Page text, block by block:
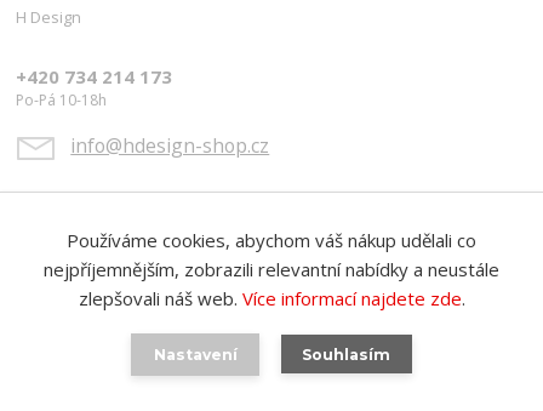
H Design
+420 734 214 173
Po-Pá 10-18h
info@hdesign-shop.cz
Používáme cookies, abychom váš nákup udělali co
nejpříjemnějším, zobrazili relevantní nabídky a neustále
zlepšovali náš web. Více informací najdete zde.
Nastavení Souhlasím